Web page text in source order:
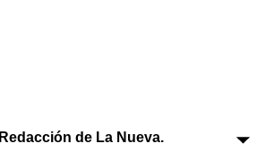
Redacción de La Nueva.